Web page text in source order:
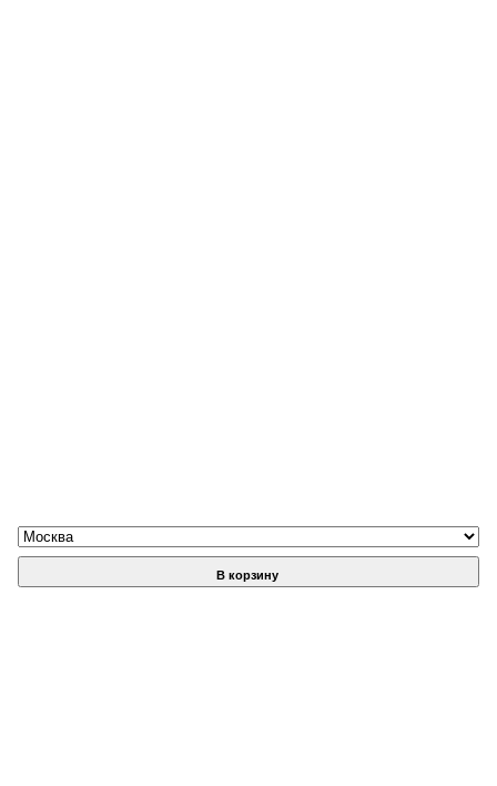
В корзину